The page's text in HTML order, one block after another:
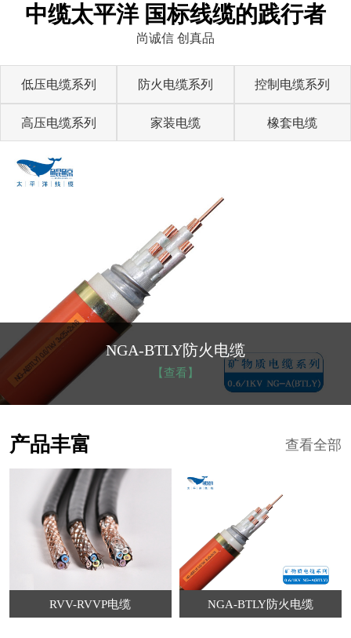
中缆太平洋 国标线缆的践行者
尚诚信 创真品
低压电缆系列 防火电缆系列 控制电缆系列
高压电缆系列 家装电缆 橡套电缆
NGA-BTLY防火电缆
【查看】
查看全部
产品丰富
RVV-RVVP电缆 NGA-BTLY防火电缆